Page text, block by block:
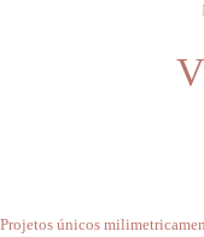
únicos